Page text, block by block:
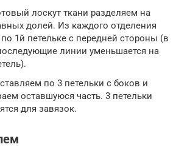
лоскут ткани разделяем на
долей. Из каждого отделения
1й петельке с передней стороны (в
линии уменьшается на
по 3 петельки с боков и
оставшуюся часть. 3 петельки
для завязок.